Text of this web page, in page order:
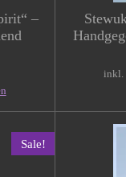
–
inkl.
Sale!